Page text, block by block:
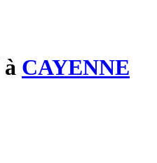
à CAYENNE